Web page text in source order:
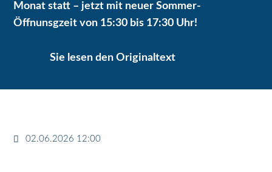
Monat statt – jetzt mit neuer Sommer-
Öffnunsgzeit von 15:30 bis 17:30 Uhr!
Sie lesen den Originaltext
02.06.2026 12:00